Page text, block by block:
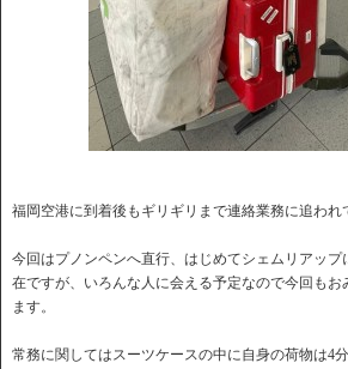
福岡空港に到着後もギリギリまで連絡業務に追われ
今回はプノンペンへ直行、はじめてシェムリアッ
在ですが、いろんな人に会える予定なので今回も
ます。
常務に関してはスーツケースの中に自身の荷物は4